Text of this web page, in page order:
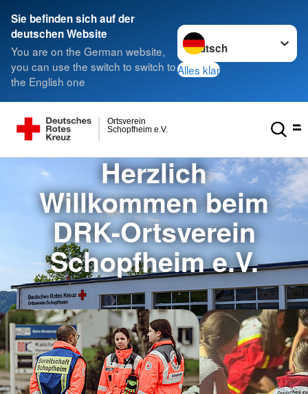
Sie befinden sich auf der
deutschen Website
You are on the German website,
you can use the switch to switch to
the English one
Sprache wechseln zu
Alles klar
Schopfheim e.V.
Ortsverein
Herzlich
Willkommen beim
DRK-Ortsverein
Schopfheim e.V.